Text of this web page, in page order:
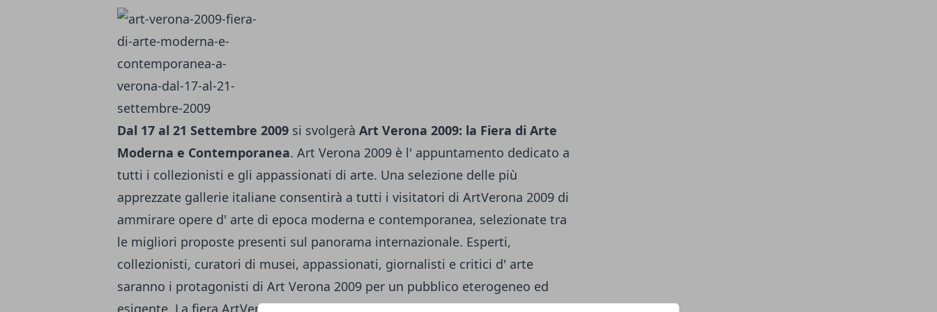
Dal 17 al 21 Settembre 2009 si svolgerà Art Verona 2009: la Fiera di Arte
Moderna e Contemporanea. Art Verona 2009 è l' appuntamento dedicato a
tutti i collezionisti e gli appassionati di arte. Una selezione delle più
apprezzate gallerie italiane consentirà a tutti i visitatori di ArtVerona 2009 di
ammirare opere d' arte di epoca moderna e contemporanea, selezionate tra
le migliori proposte presenti sul panorama internazionale. Esperti,
collezionisti, curatori di musei, appassionati, giornalisti e critici d' arte
saranno i protagonisti di Art Verona 2009 per un pubblico eterogeneo ed
esigente. La fiera ArtVerona 2009 è divisa nellesezioni: - Novecento - Arte